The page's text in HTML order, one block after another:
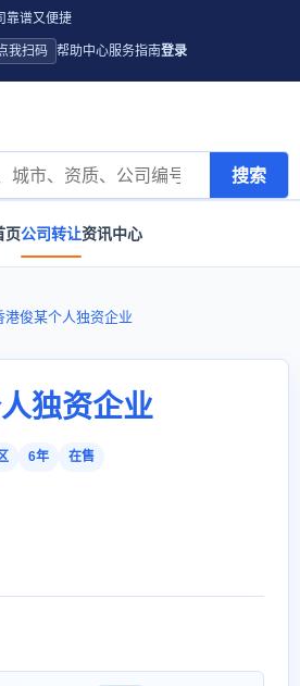
靠谱又便捷
我扫码 帮助中心服务指南登录
搜索
页公司转让资讯中心
港俊某个人独资企业
独资企业
6年 在售